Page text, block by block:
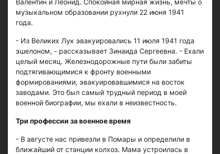
музыкальном образовании рухнули 22 июня 1941
года.
- Из Великих Лук эвакуировались 11 июля 1941 года
эшелоном, - рассказывает Зинаида Сергеевна. - Ехали
целый месяц. Железнодорожные пути были забиты
подтягивающимися к фронту военными
формированиями, эвакуировавшимися на восток
заводами. Это был самый трудный период в моей
военной биографии, мы ехали в неизвестность.
Три профессии за военное время
- В августе нас привезли в Помары и определили в
ближайший от станции колхоз. Мама устроилась в